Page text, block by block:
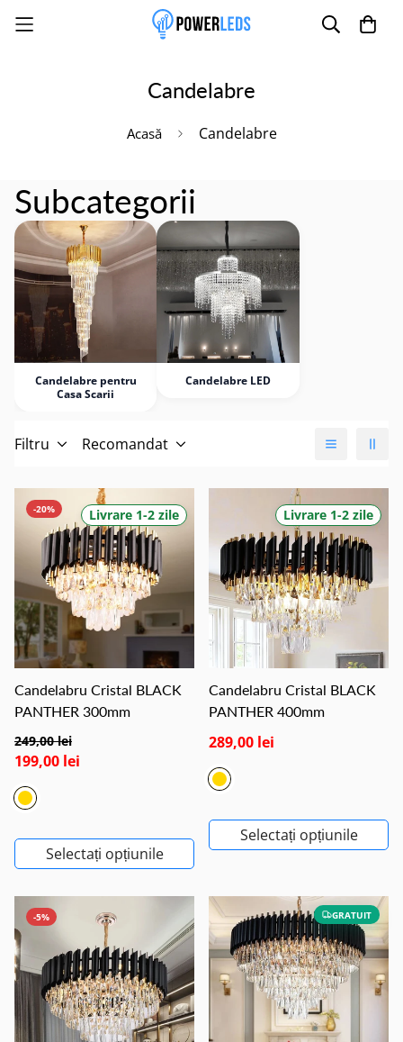
Candelabre
Acasă Candelabre
Subcategorii
Candelabre pentru
Casa Scarii
Candelabre LED
Filtru Recomandat
Livrare 1-2 zile
-20%
Candelabru Cristal BLACK
PANTHER 300mm
249,00 lei
199,00 lei
Selectați opțiunile
Livrare 1-2 zile
Candelabru Cristal BLACK
PANTHER 400mm
289,00 lei
Selectați opțiunile
-5% GRATUIT
Poate mai târziu Activează notificările